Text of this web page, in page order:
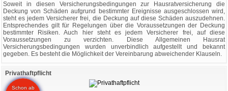
Soweit in diesen Versicherungsbedingungen zur Hausratversicherung die
Deckung von Schäden aufgrund bestimmter Ereignisse ausgeschlossen wird,
steht es jedem Versicherer frei, die Deckung auf diese Schäden auszudehnen.
Entsprechendes gilt für Regelungen über die Voraussetzungen der Deckung
bestimmter Risiken. Auch hier steht es jedem Versicherer frei, auf diese
Voraussetzungen zu verzichten. Diese Allgemeinen Hausrat
Versicherungsbedingungen wurden unverbindlich aufgestellt und bekannt
gegeben. Es besteht die Möglichkeit der Vereinbarung abweichender Klauseln.
Privathaftpflicht
Schon ab